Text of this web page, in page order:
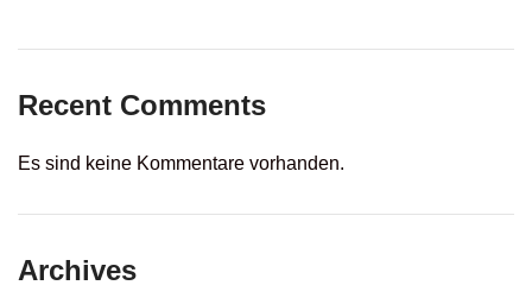
Recent Comments
Es sind keine Kommentare vorhanden.
Archives